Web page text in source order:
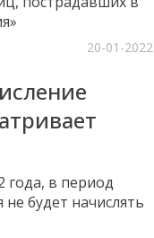
20-01-2022
в период
будет начислять